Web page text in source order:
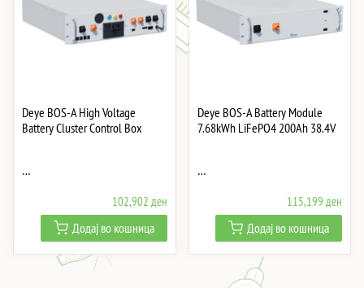
Deye BOS-A High Voltage
Battery Cluster Control Box
…
102,902 ден
Додај во кошница
Deye BOS-A Battery Module
7.68kWh LiFePO4 200Ah 38.4V
…
115,199 ден
Додај во кошница